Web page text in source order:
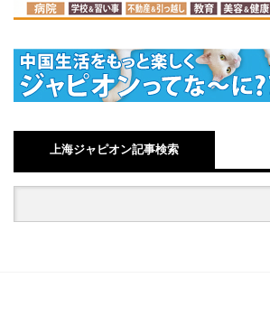
上海ジャピオン記事検索